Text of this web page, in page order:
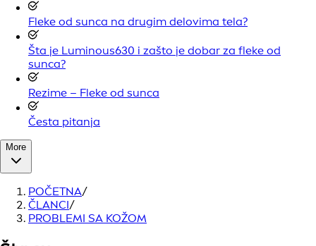
Fleke od sunca na drugim delovima tela?
Šta je Luminous630 i zašto je dobar za fleke od
sunca?
Rezime – Fleke od sunca
Česta pitanja
More
POČETNA/
ČLANCI/
PROBLEMI SA KOŽOM